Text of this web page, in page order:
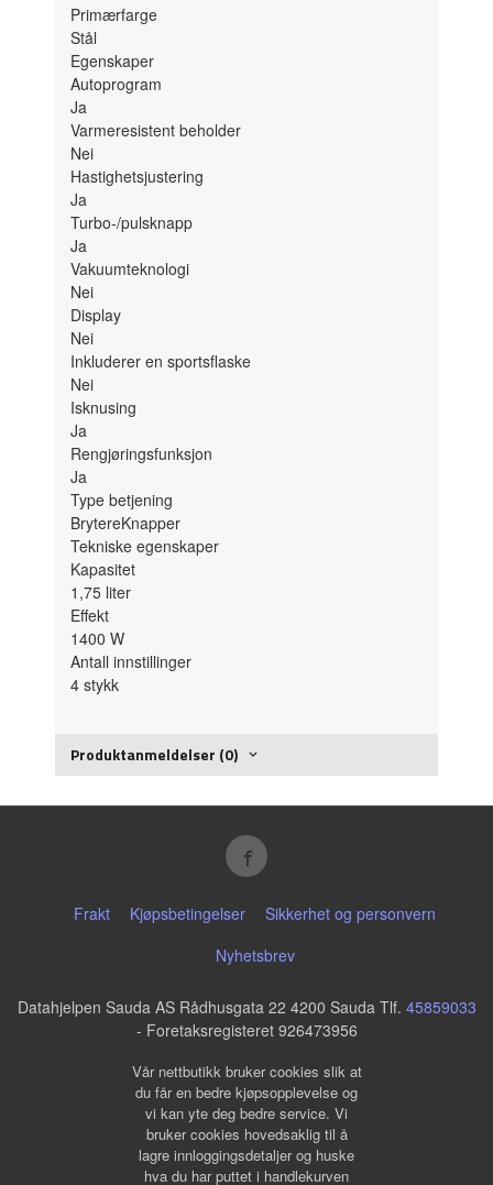
Primærfarge
Stål
Egenskaper
Autoprogram
Ja
Varmeresistent beholder
Nei
Hastighetsjustering
Ja
Turbo-/pulsknapp
Ja
Vakuumteknologi
Nei
Display
Nei
Inkluderer en sportsflaske
Nei
Isknusing
Ja
Rengjøringsfunksjon
Ja
Type betjening
BrytereKnapper
Tekniske egenskaper
Kapasitet
1,75 liter
Effekt
1400W
Antall innstillinger
4stykk
Produktanmeldelser (0)
Frakt Kjøpsbetingelser
Sikkerhet og personvern
Nyhetsbrev
Datahjelpen Sauda AS Rådhusgata 22 4200 Sauda Tlf. 45859033
- Foretaksregisteret 926473956
Vår nettbutikk bruker cookies slik at
du får en bedre kjøpsopplevelse og
vi kan yte deg bedre service. Vi
bruker cookies hovedsaklig til å
lagre innloggingsdetaljer og huske
hva du har puttet i handlekurven